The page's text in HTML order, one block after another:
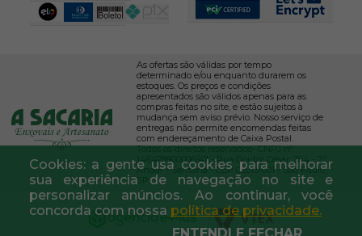
Cookies: a gente usa cookies para melhorar
sua experiência de navegação no site e
personalizar anúncios. Ao continuar, você
concorda com nossa política de privacidade.
As ofertas são válidas por tempo
determinado e/ou enquanto durarem os
estoques. Os preços e condições
apresentados são válidos apenas para as
compras feitas no site, e estão sujeitos à
mudança sem aviso prévio. Nosso serviço de
entregas não permite encomendas feitas
com endereçamento de Caixa Postal.
Todos os direitos reservados- CNPJ nº
146478900006/47 - Rua Doutor César, 364 - 2º
Andar - Santana - CEP 02013-001 - São Paulo,
SP.